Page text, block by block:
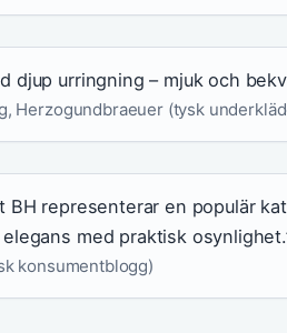
djup urringning – mjuk och
Herzogundbraeuer (tysk
BH representerar en populär
med praktisk
konsumentblogg)